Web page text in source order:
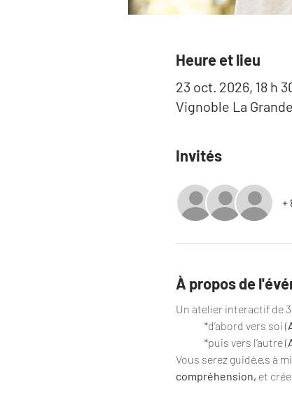
Heure et lieu
23 oct. 2026, 18 h
Vignoble La
Invités
+
À propos de
Un atelier interactif de
	*d’abord vers soi (
	*puis vers l’autre (
Vous serez guidé·e·s à
compréhension, et